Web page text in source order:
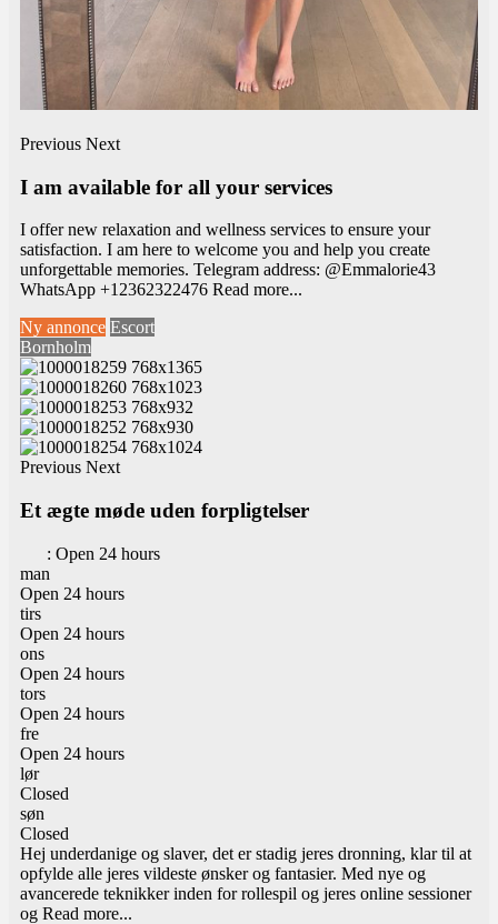
Previous Next
I am available for all your services
I offer new relaxation and wellness services to ensure your
satisfaction. I am here to welcome you and help you create
unforgettable memories. Telegram address: @Emmalorie43
WhatsApp +12362322476 Read more...
Ny annonce Escort
Bornholm
Previous Next
Et ægte møde uden forpligtelser
: Open 24 hours
man
Open 24 hours
tirs
Open 24 hours
ons
Open 24 hours
tors
Open 24 hours
fre
Open 24 hours
lør
Closed
søn
Closed
Hej underdanige og slaver, det er stadig jeres dronning, klar til at
opfylde alle jeres vildeste ønsker og fantasier. Med nye og
avancerede teknikker inden for rollespil og jeres online sessioner
og Read more...